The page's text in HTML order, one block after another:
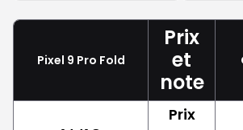
Pixel 9 Pro Fold
Prix
et
note
Prix